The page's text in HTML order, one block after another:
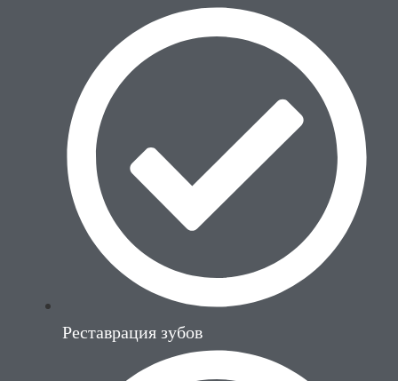
Реставрация зубов